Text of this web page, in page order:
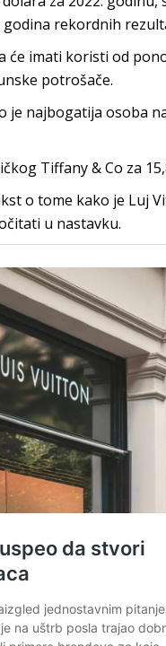
rekordnih
će imati koristi od
potrošače.
najbogatija osoba
Tiffany & Co za
o tome kako je Luj
u nastavku.